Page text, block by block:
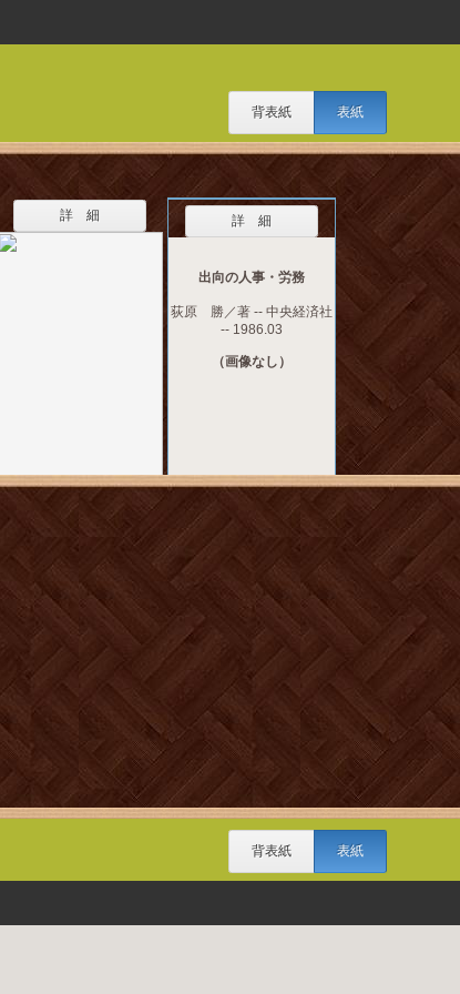
背表紙 表紙
詳 細 詳 細
出向の人事・労務
荻原 勝／著 -- 中央経済社
-- 1986.03
（画像なし）
背表紙 表紙